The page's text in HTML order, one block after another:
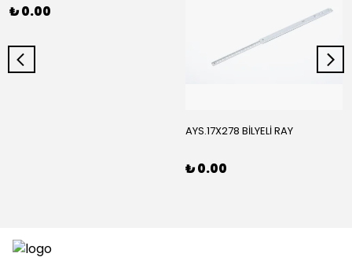
₺ 0.00
AYS.17X278 BİLYELİ RAY
₺ 0.00